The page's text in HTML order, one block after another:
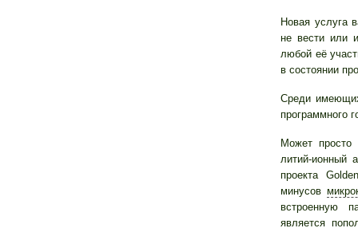
Новая услуга
не вести или
любой её
в состоянии
Среди
программного
Может просто
литий-ионный
проекта
минусов
встроенную
является